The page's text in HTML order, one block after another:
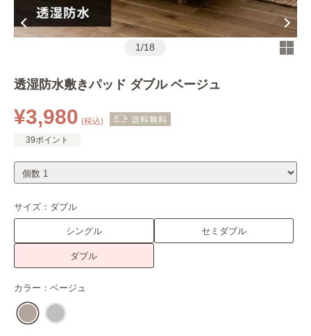
1/18
透湿防水敷きパッド ダブル ベージュ
¥3,980 (税込)
39ポイント
サイズ： ダブル
シングル セミダブル
ダブル
カラー： ベージュ